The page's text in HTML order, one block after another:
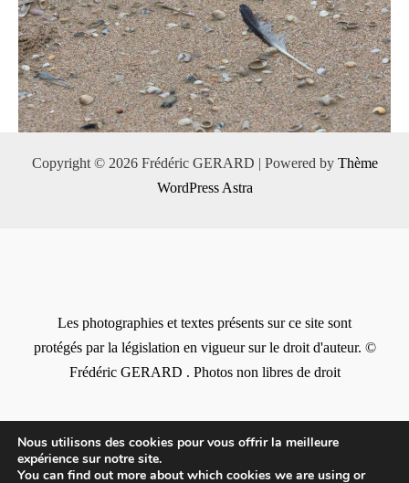
Copyright © 2026 Frédéric GERARD | Powered by Thème
WordPress Astra
Les photographies et textes présents sur ce site sont
protégés par la législation en vigueur sur le droit d'auteur. ©
Frédéric GERARD . Photos non libres de droit
Nous utilisons des cookies pour vous offrir la meilleure
expérience sur notre site.
You can find out more about which cookies we are using or